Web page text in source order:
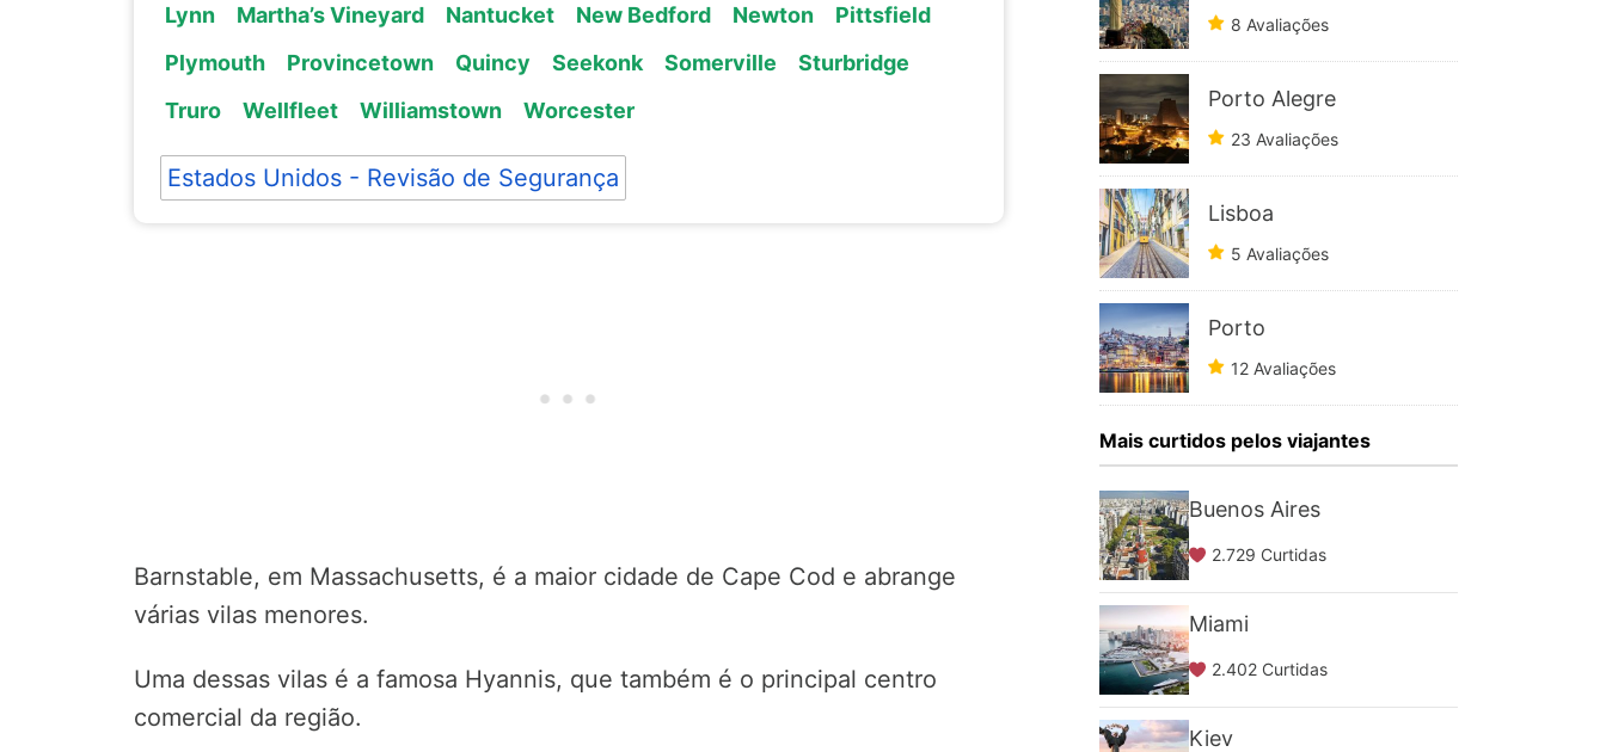
Lynn
Martha’s Vineyard Nantucket New Bedford Newton
Pittsfield
Plymouth
Provincetown Quincy Seekonk Somerville
Sturbridge
Truro
Wellfleet Williamstown Worcester
Estados Unidos - Revisão de Segurança
Barnstable, em Massachusetts, é a maior cidade de Cape Cod e abrange
várias vilas menores.
Uma dessas vilas é a famosa Hyannis, que também é o principal centro
comercial da região.
8 Avaliações
Porto Alegre
23 Avaliações
Lisboa
5 Avaliações
Porto
12 Avaliações
Mais curtidos pelos viajantes
Buenos Aires
2.729 Curtidas
Miami
2.402 Curtidas
Kiev